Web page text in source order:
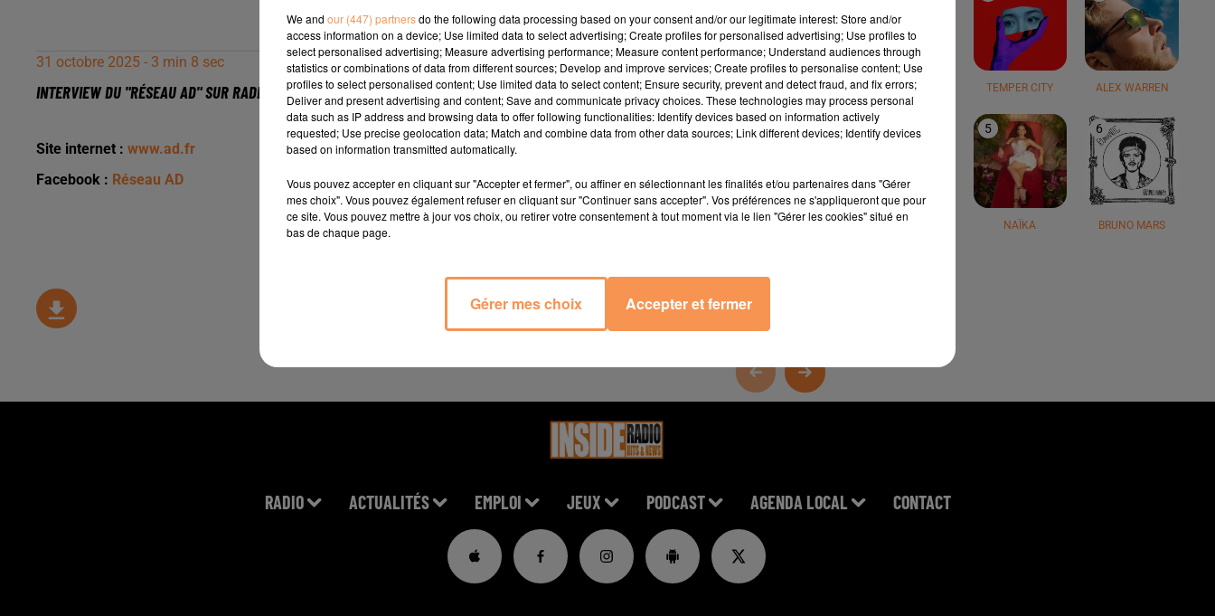
31 octobre 2025 - 3 min 8 sec
INTERVIEW DU "RÉSEAU AD" SUR RADIO INSIDE
Site internet : www.ad.fr
Facebook : Réseau AD
TEDDY SWIMS TEMPER CITY ALEX WARREN
4 5
NAÏKA
6
BRUNO MARS
RADIO ACTUALITÉS EMPLOI JEUX PODCAST AGENDA LOCAL CONTACT
We and our (447) partnersdo the following data processing based on your consent and/or our legitimate interest: Store and/or
access information on a device; Use limited data to select advertising; Create profiles for personalised advertising; Use profiles to
select personalised advertising; Measure advertising performance; Measure content performance; Understand audiences through
statistics or combinations of data from different sources; Develop and improve services; Create profiles to personalise content; Use
profiles to select personalised content; Use limited data to select content; Ensure security, prevent and detect fraud, and fix errors;
Deliver and present advertising and content; Save and communicate privacy choices. These technologies may process personal
data such as IP address and browsing data to offer following functionalities: Identify devices based on information actively
requested; Use precise geolocation data; Match and combine data from other data sources; Link different devices; Identify devices
based on information transmitted automatically.
Vous pouvez accepter en cliquant sur "Accepter et fermer", ou affiner en sélectionnant les finalités et/ou partenaires dans "Gérer
mes choix". Vous pouvez également refuser en cliquant sur "Continuer sans accepter". Vos préférences ne s'appliqueront que pour
ce site. Vous pouvez mettre à jour vos choix, ou retirer votre consentement à tout moment via le lien "Gérer les cookies" situé en
bas de chaque page.
Gérer mes choix Accepter et fermer